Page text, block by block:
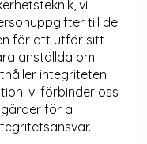
vi
till de
för att utför sitt
anställda om
integriteten
vi förbinder oss
för a